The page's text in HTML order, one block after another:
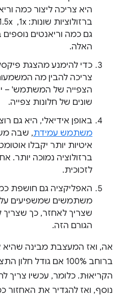
היא צריכה ליצור כמה
גם כמה וריאנטים נוספים
האלה.
כדי להימנע מהצגת
הצפייה של המשתמש' –
שונים של חלונות צפייה.
באופן אידיאלי, היא גם
משתמש עמידת, שבה
איטיות יותר יקבלו
ברזולוציה נמוכה יותר.
לזכוכית.
האפליקציה גם חושפת
משתמשים שמשפיעים
שצריך לאחזר, כך
הגורם הזה.
אה, ואז המעצבת מבינה שהיא
ברוחב 100% אם גודל
הקריאוּת. כלומר, עכשיו צריך
נוסף, ואז להגדיר את האחזור